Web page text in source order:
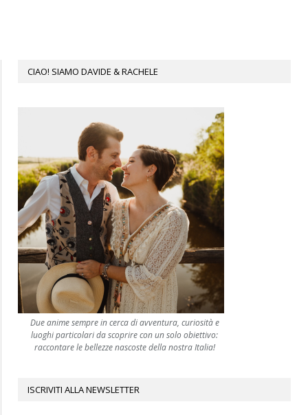
CIAO! SIAMO DAVIDE & RACHELE
Due anime sempre in cerca di avventura, curiosità e
luoghi particolari da scoprire con un solo obiettivo:
raccontare le bellezze nascoste della nostra Italia!
ISCRIVITI ALLA NEWSLETTER